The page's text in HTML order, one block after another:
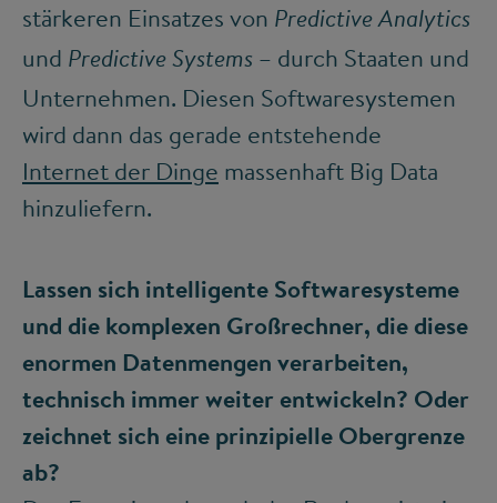
stärkeren Einsatzes von Predictive Analytics
und Predictive Systems – durch Staaten und
Unternehmen. Diesen Softwaresystemen
wird dann das gerade entstehende
Internet der Dinge massenhaft Big Data
hinzuliefern.
Lassen sich intelligente Softwaresysteme
und die komplexen Großrechner, die diese
enormen Datenmengen verarbeiten,
technisch immer weiter entwickeln? Oder
zeichnet sich eine prinzipielle Obergrenze
ab?